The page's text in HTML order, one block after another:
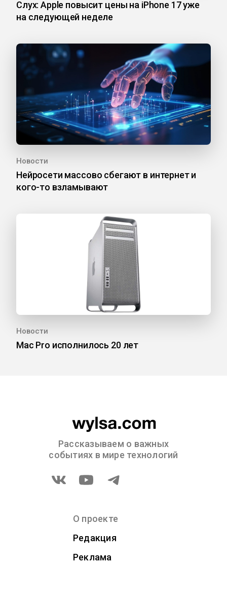
Слух: Apple повысит цены на iPhone 17 уже
на следующей неделе
Новости
Нейросети массово сбегают в интернет и
кого-то взламывают
Новости
Mac Pro исполнилось 20 лет
Рассказываем о важных
событиях в мире технологий
О проекте
Редакция
Реклама